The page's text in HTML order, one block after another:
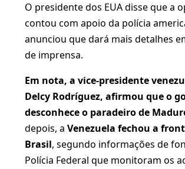
O presidente dos EUA disse que a
contou com apoio da polícia
anunciou que dará mais detalhes
de imprensa.
Em nota, a vice-presidente
Delcy Rodríguez, afirmou que o
desconhece o paradeiro de
depois, a Venezuela fechou a
Brasil, segundo informações de
Polícia Federal que monitoram os